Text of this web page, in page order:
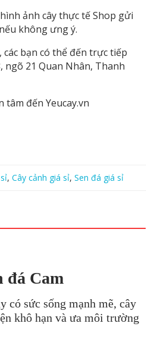
ảnh cây thực tế Shop gửi
không ưng ý.
bạn có thể đến trực tiếp
ngõ 21 Quan Nhân, Thanh
tâm đến Yeucay.vn
, Cây cảnh giá sỉ, Sen đá giá sỉ
đá Cam
có sức sống mạnh mẽ, cây
khô hạn và ưa môi trường